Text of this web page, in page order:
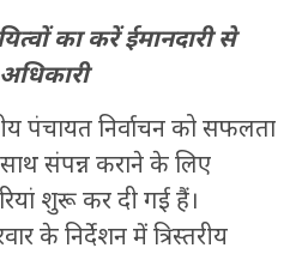
का करें ईमानदारी से
पंचायत निर्वाचन को सफलता
साथ संपन्न कराने के लिए
शुरू कर दी गई हैं।
के निर्देशन में त्रिस्तरीय